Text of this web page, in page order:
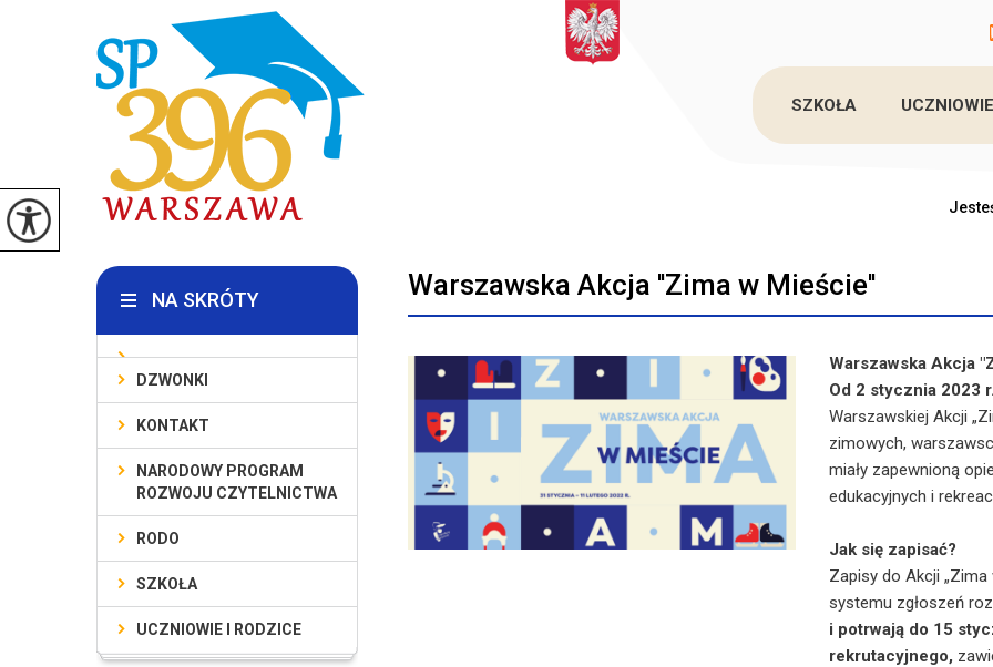
SZKOŁA
Warszawska Akcja ''Zima w Mieście''
Warszawska Akcja
Od 2 stycznia 2023 r.
Warszawskiej Akcji
zimowych,
miały zapewnioną
edukacyjnych i
Jak się zapisać?
Zapisy do Akcji
systemu zgłoszeń
i potrwają do 15
rekrutacyjnego,
NA SKRÓTY
DZWONKI
KONTAKT
NARODOWY PROGRAM
ROZWOJU CZYTELNICTWA
RODO
SZKOŁA
UCZNIOWIE I RODZICE